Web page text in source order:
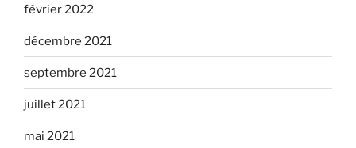
février 2022
décembre 2021
septembre 2021
juillet 2021
mai 2021